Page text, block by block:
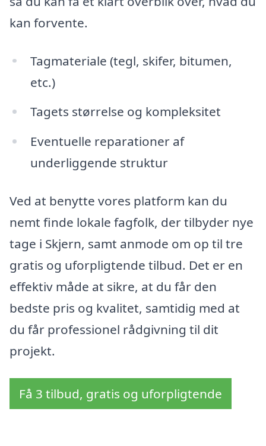
kan forvente.
Tagmateriale (tegl, skifer, bitumen,
etc.)
Tagets størrelse og kompleksitet
Eventuelle reparationer af
underliggende struktur
Ved at benytte vores platform kan du
nemt finde lokale fagfolk, der tilbyder nye
tage i Skjern, samt anmode om op til tre
gratis og uforpligtende tilbud. Det er en
effektiv måde at sikre, at du får den
bedste pris og kvalitet, samtidig med at
du får professionel rådgivning til dit
projekt.
Få 3 tilbud, gratis og uforpligtende